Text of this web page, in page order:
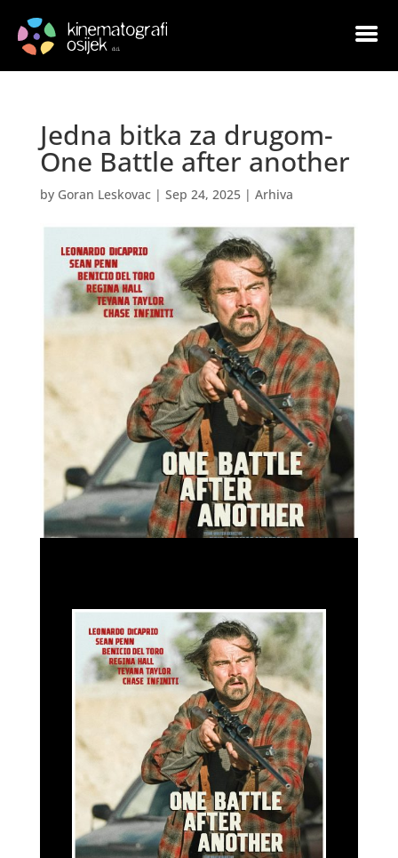
Jedna bitka za drugom-
One Battle after another
by Goran Leskovac| Sep 24, 2025| Arhiva